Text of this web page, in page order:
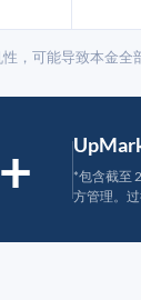
，可能导致本金全
*包含截至
方管理。